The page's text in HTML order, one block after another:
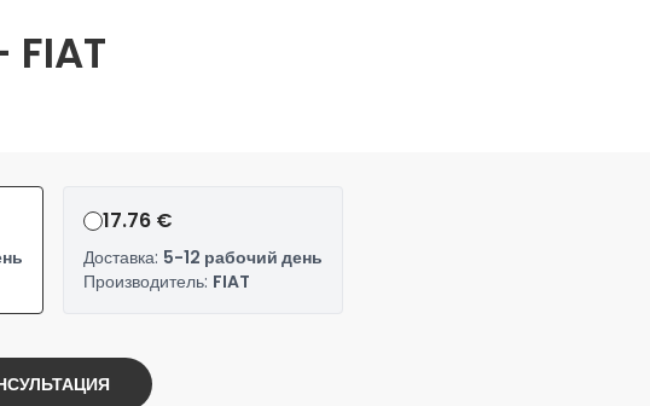
FIAT
17.76 €
Доставка: 5-12 рабочий день
Производитель: FIAT